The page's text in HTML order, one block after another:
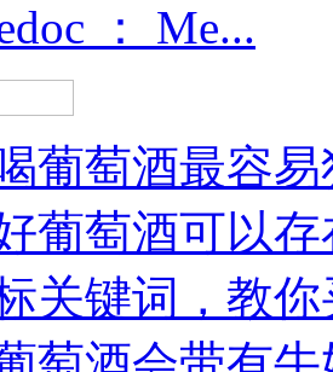
： Me...
葡萄酒最容
葡萄酒可以
关键词，教